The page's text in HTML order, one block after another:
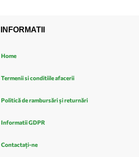
INFORMATII
Home
Termenii si conditiile afacerii
Politică de rambursări și returnări
Informatii GDPR
Contactați-ne